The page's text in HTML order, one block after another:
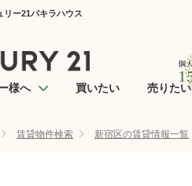
リー21パキラハウス
様へ 買いたい 売りたい
賃貸物件検索 新宿区の賃貸情報一覧